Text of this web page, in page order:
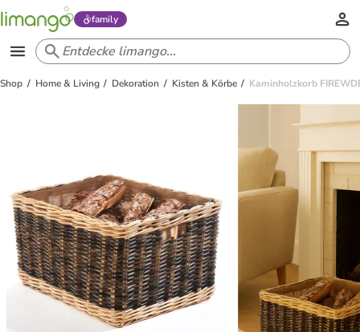
family
Shop Home & Living Dekoration Kisten & Körbe Kaminholzkorb